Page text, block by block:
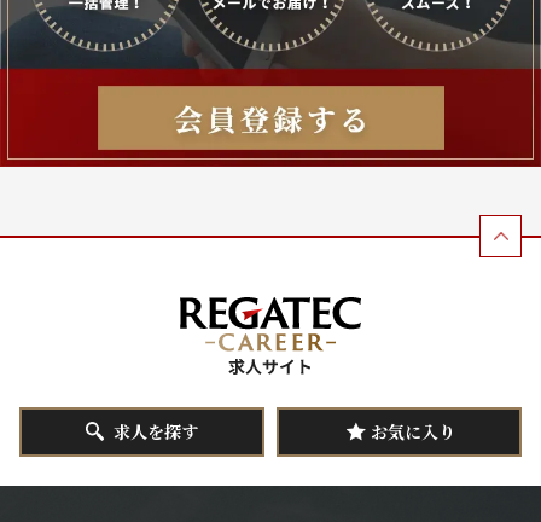
求人を探す お気に入り